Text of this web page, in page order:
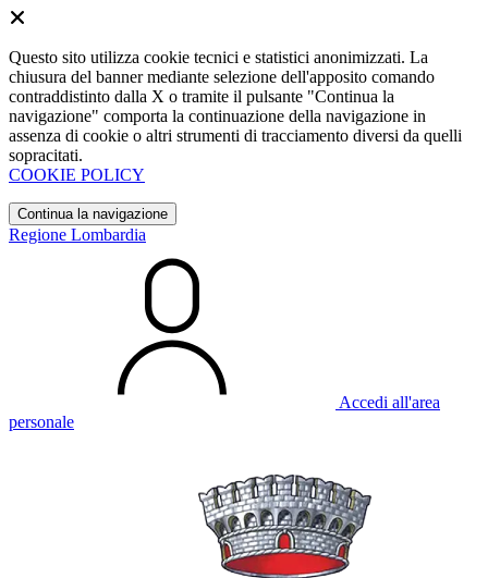
Questo sito utilizza cookie tecnici e statistici anonimizzati. La
chiusura del banner mediante selezione dell'apposito comando
contraddistinto dalla X o tramite il pulsante "Continua la
navigazione" comporta la continuazione della navigazione in
assenza di cookie o altri strumenti di tracciamento diversi da quelli
sopracitati.
COOKIE POLICY
Continua la navigazione
Regione Lombardia
Accedi all'area
personale